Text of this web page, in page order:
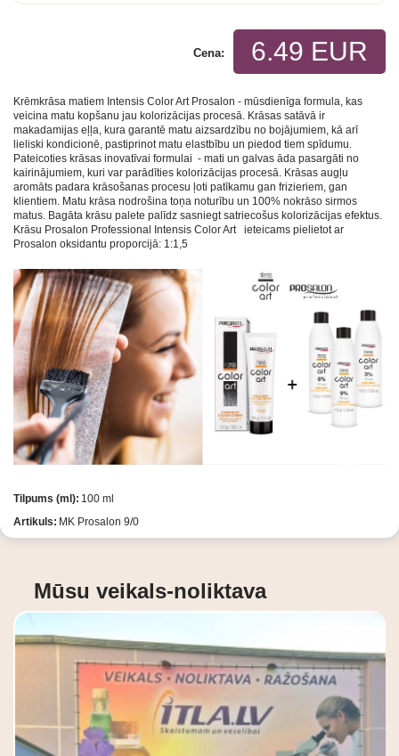
6.49 EUR
Cena:
Krēmkrāsa matiem Intensis Color Art Prosalon - mūsdienīga formula, kas
veicina matu kopšanu jau kolorizācijas procesā. Krāsas satāvā ir
makadamijas eļļa, kura garantē matu aizsardzību no bojājumiem, kā arī
lieliski kondicionē, pastiprinot matu elastbību un piedod tiem spīdumu.
Pateicoties krāsas inovatīvai formulai - mati un galvas āda pasargāti no
kairinājumiem, kuri var parādīties kolorizācijas procesā. Krāsas augļu
aromāts padara krāsošanas procesu ļoti patīkamu gan frizieriem, gan
klientiem. Matu krāsa nodrošina toņa noturību un 100% nokrāso sirmos
matus. Bagāta krāsu palete palīdz sasniegt satriecošus kolorizācijas efektus.
Krāsu Prosalon Professional Intensis Color Art ieteicams pielietot ar
Prosalon oksidantu proporcijā: 1:1,5
Tilpums (ml): 100 ml
Artikuls: MK Prosalon 9/0
Mūsu veikals-noliktava